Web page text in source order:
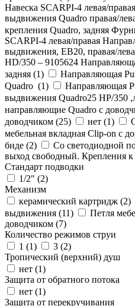
Навеска SCARPI-4 левая/
выдвижения Quadro правая/
крепления Quadro, задняя
SCARPI-4 левая/правая
выдвижения, ЕВ20, правая/
HD/350 – 9105624
задняя (1)
Направляющая
Quadro (1)
Направляющая
выдвижения Quadro25 НР/350
направляющие Quadro с
доводчиком (25) нет (1)
мебельная вкладная Clip-on с
биде (2)
Со светодиодной
выход свободный. Крепления к
Стандарт подводки
1/2" (2)
Механизм
керамический картридж (2)
выдвижения (11)
Петля
доводчиком (7)
Количество режимов струи
1 (1) 3 (2)
Тропический (верхний) душ
нет (1)
Защита от обратного потока
нет (1)
Защита от перекручивания